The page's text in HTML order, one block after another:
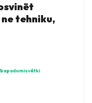
tehniku,
padomisvētki